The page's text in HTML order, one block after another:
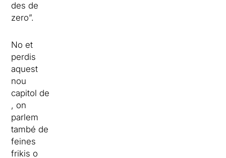
des de
zero”.
No et
perdis
aquest
nou
capitol de
, on
parlem
també de
feines
frikis o